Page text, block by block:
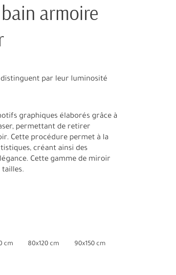
armoire
par leur luminosité
graphiques élaborés grâce à
permettant de retirer
Cette procédure permet à la
créant ainsi des
Cette gamme de miroir
cm 80x120 cm 90x150 cm